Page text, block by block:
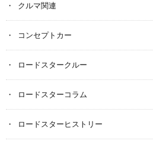
クルマ関連
コンセプトカー
ロードスタークルー
ロードスターコラム
ロードスターヒストリー